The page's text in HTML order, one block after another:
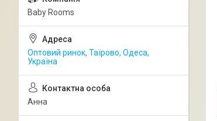
Baby Rooms
Оптовий ринок, Таїрово, Одеса,
Україна
Анна